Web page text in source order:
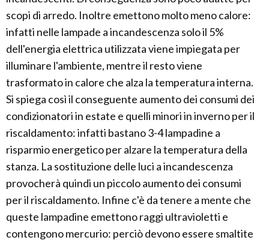
scopi di arredo. Inoltre emettono molto meno calore:
infatti nelle lampade a incandescenza solo il 5%
dell'energia elettrica utilizzata viene impiegata per
illuminare l'ambiente, mentre il resto viene
trasformato in calore che alza la temperatura interna.
Si spiega così il conseguente aumento dei consumi dei
condizionatori in estate e quelli minori in inverno per il
riscaldamento: infatti bastano 3-4 lampadine a
risparmio energetico per alzare la temperatura della
stanza. La sostituzione delle luci a incandescenza
provocherà quindi un piccolo aumento dei consumi
per il riscaldamento. Infine c'è da tenere a mente che
queste lampadine emettono raggi ultravioletti e
contengono mercurio: perciò devono essere smaltite